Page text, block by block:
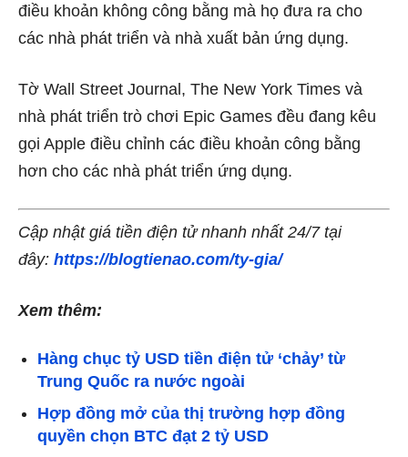
điều khoản không công bằng mà họ đưa ra cho
các nhà phát triển và nhà xuất bản ứng dụng.
Tờ Wall Street Journal, The New York Times và
nhà phát triển trò chơi Epic Games đều đang kêu
gọi Apple điều chỉnh các điều khoản công bằng
hơn cho các nhà phát triển ứng dụng.
Cập nhật giá tiền điện tử nhanh nhất 24/7 tại
đây: https://blogtienao.com/ty-gia/
Xem thêm:
Hàng chục tỷ USD tiền điện tử ‘chảy’ từ
Trung Quốc ra nước ngoài
Hợp đồng mở của thị trường hợp đồng
quyền chọn BTC đạt 2 tỷ USD